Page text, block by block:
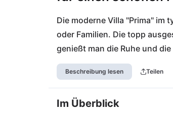
Die moderne Villa "Prima" im
oder Familien. Die topp
genießt man die Ruhe und
ist man von den schönen
entfernt und erreicht diese
km entfernt. Einen Strandtag
nicht versäumen.
Beschreibung lesen Teilen
Im Überblick